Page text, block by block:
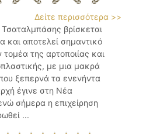
Δείτε περισσότερα >>
βρίσκεται
και αποτελεί σημαντικό
της αρτοποιίας και
με μια μακρά
ξεπερνά τα ενενήντα
έγινε στη Νέα
σήμερα η επιχείρηση
...